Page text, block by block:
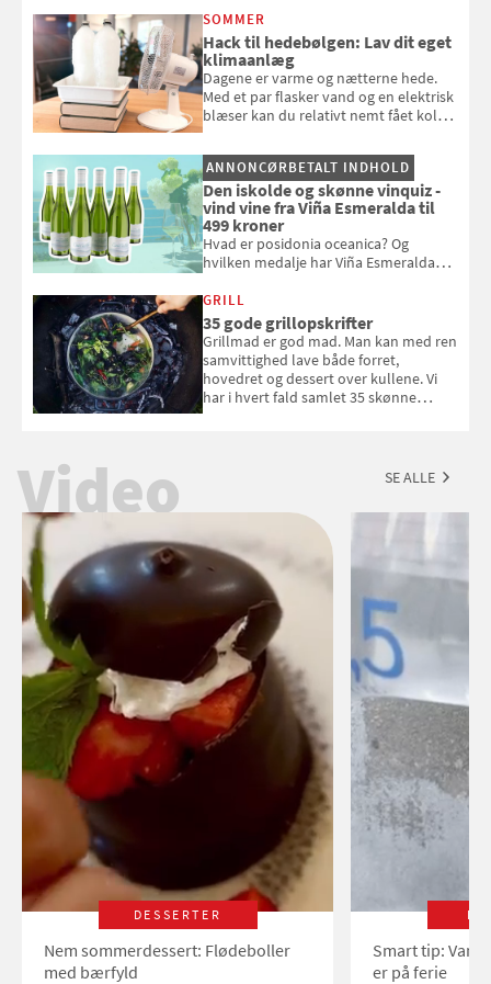
opmærksom, når du smider
badebassinet eller et badedyr ud
SOMMER
Hack til hedebølgen: Lav dit eget
klimaanlæg
Dagene er varme og nætterne hede.
Med et par flasker vand og en elektrisk
blæser kan du relativt nemt fået koldt
og se, hvordan du gør
ANNONCØRBETALT INDHOLD
Den iskolde og skønne vinquiz -
vind vine fra Viña Esmeralda til
499 kroner
Hvad er posidonia oceanica? Og
hvilken medalje har Viña Esmeralda
med i Samvirkes skønne vinquiz, hvor
du kan vinde 6 flasker vin fra Viña
Esmeralda. Konkurrencen slutter 1.
september 2026.
GRILL
35 gode grillopskrifter
Grillmad er god mad. Man kan med ren
samvittighed lave både forret,
hovedret og dessert over kullene. Vi
har i hvert fald samlet 35 skønne
Video SE ALLE
DESSERTER
Nem sommerdessert: Flødeboller
med bærfyld
Smart tip:
er på ferie